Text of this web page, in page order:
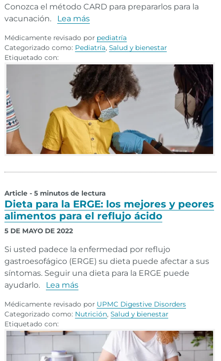
Conozca el método CARD para prepararlos para la
vacunación.
Lea más
Médicamente revisado por pediatría
Categorizado como: Pediatría, Salud y bienestar
Etiquetado con:
Article - 5 minutos de lectura
Dieta para la ERGE: los mejores y peores
alimentos para el reflujo ácido
5 DE MAYO DE 2022
Si usted padece la enfermedad por reflujo
gastroesofágico (ERGE) su dieta puede afectar a sus
síntomas. Seguir una dieta para la ERGE puede
ayudarlo.
Lea más
Médicamente revisado por UPMC Digestive Disorders
Categorizado como: Nutrición, Salud y bienestar
Etiquetado con: